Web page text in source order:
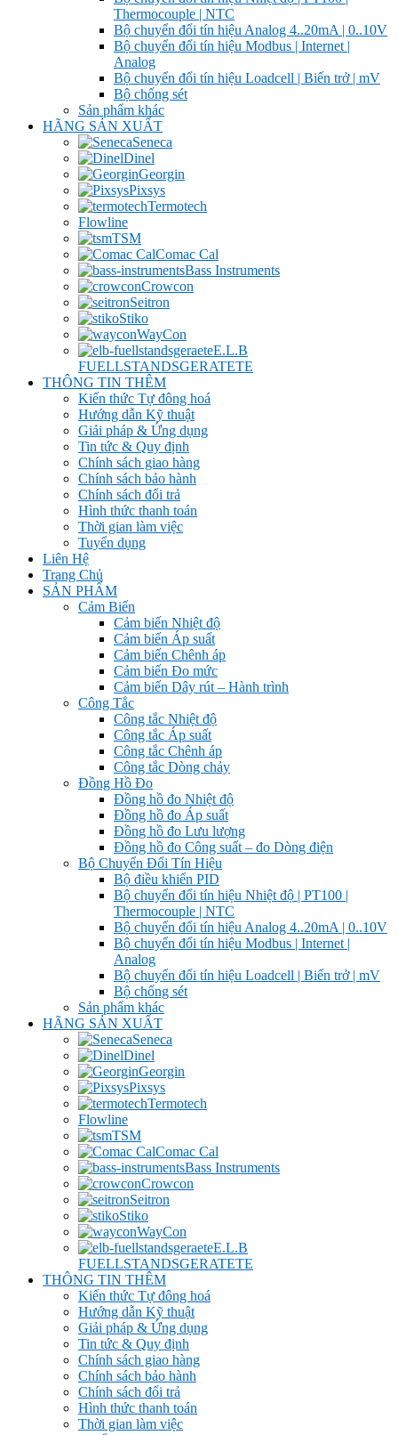
Thermocouple | NTC
Bộ chuyển đổi tín hiệu Analog 4..20mA | 0..10V
Bộ chuyển đổi tín hiệu Modbus | Internet |
Analog
Bộ chuyển đổi tín hiệu Loadcell | Biến trở | mV
Bộ chống sét
Sản phẩm khác
HÃNG SẢN XUẤT
Seneca
Dinel
Georgin
Pixsys
Termotech
Flowline
TSM
Comac Cal
Bass Instruments
Crowcon
Seitron
Stiko
WayCon
E.L.B
FUELLSTANDSGERATETE
THÔNG TIN THÊM
Kiến thức Tự đông hoá
Hướng dẫn Kỹ thuật
Giải pháp & Ứng dụng
Tin tức & Quy định
Chính sách giao hàng
Chính sách bảo hành
Chính sách đổi trả
Hình thức thanh toán
Thời gian làm việc
Tuyển dụng
Liên Hệ
Trang Chủ
SẢN PHẨM
Cảm Biến
Cảm biến Nhiệt độ
Cảm biến Áp suất
Cảm biến Chênh áp
Cảm biến Đo mức
Cảm biến Dây rút – Hành trình
Công Tắc
Công tắc Nhiệt độ
Công tắc Áp suất
Công tắc Chênh áp
Công tắc Dòng chảy
Đồng Hồ Đo
Đồng hồ đo Nhiệt độ
Đồng hồ đo Áp suất
Đồng hồ đo Lưu lượng
Đồng hồ đo Công suất – đo Dòng điện
Bộ Chuyển Đổi Tín Hiệu
Bộ điều khiển PID
Bộ chuyển đổi tín hiệu Nhiệt độ | PT100 |
Thermocouple | NTC
Bộ chuyển đổi tín hiệu Analog 4..20mA | 0..10V
Bộ chuyển đổi tín hiệu Modbus | Internet |
Analog
Bộ chuyển đổi tín hiệu Loadcell | Biến trở | mV
Bộ chống sét
Sản phẩm khác
HÃNG SẢN XUẤT
Seneca
Dinel
Georgin
Pixsys
Termotech
Flowline
TSM
Comac Cal
Bass Instruments
Crowcon
Seitron
Stiko
WayCon
E.L.B
FUELLSTANDSGERATETE
THÔNG TIN THÊM
Kiến thức Tự đông hoá
Hướng dẫn Kỹ thuật
Giải pháp & Ứng dụng
Tin tức & Quy định
Chính sách giao hàng
Chính sách bảo hành
Chính sách đổi trả
Hình thức thanh toán
Thời gian làm việc